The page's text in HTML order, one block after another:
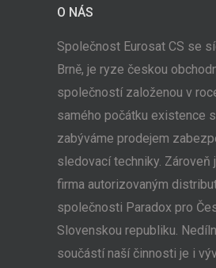
O NÁS
Společnost Eurosat CS se
Brně, je ryze českou
společností založenou v
samého počátku existence
zabýváme prodejem
sledovací techniky. Zároveň
firma autorizovaným
společnosti Paradox pro
Slovenskou republiku.
součástí naší činnosti je i